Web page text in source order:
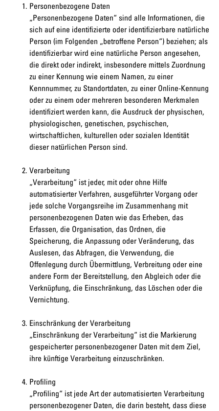
Personenbezogene Daten
„Personenbezogene Daten“ sind alle Informationen, die
sich auf eine identifizierte oder identifizierbare natürliche
Person (im Folgenden „betroffene Person“) beziehen; als
identifizierbar wird eine natürliche Person angesehen,
die direkt oder indirekt, insbesondere mittels Zuordnung
zu einer Kennung wie einem Namen, zu einer
Kennnummer, zu Standortdaten, zu einer Online-Kennung
oder zu einem oder mehreren besonderen Merkmalen
identifiziert werden kann, die Ausdruck der physischen,
physiologischen, genetischen, psychischen,
wirtschaftlichen, kulturellen oder sozialen Identität
dieser natürlichen Person sind.
Verarbeitung
„Verarbeitung“ ist jeder, mit oder ohne Hilfe
automatisierter Verfahren, ausgeführter Vorgang oder
jede solche Vorgangsreihe im Zusammenhang mit
personenbezogenen Daten wie das Erheben, das
Erfassen, die Organisation, das Ordnen, die
Speicherung, die Anpassung oder Veränderung, das
Auslesen, das Abfragen, die Verwendung, die
Offenlegung durch Übermittlung, Verbreitung oder eine
andere Form der Bereitstellung, den Abgleich oder die
Verknüpfung, die Einschränkung, das Löschen oder die
Vernichtung.
Einschränkung der Verarbeitung
„Einschränkung der Verarbeitung“ ist die Markierung
gespeicherter personenbezogener Daten mit dem Ziel,
ihre künftige Verarbeitung einzuschränken.
Profiling
„Profiling“ ist jede Art der automatisierten Verarbeitung
personenbezogener Daten, die darin besteht, dass diese